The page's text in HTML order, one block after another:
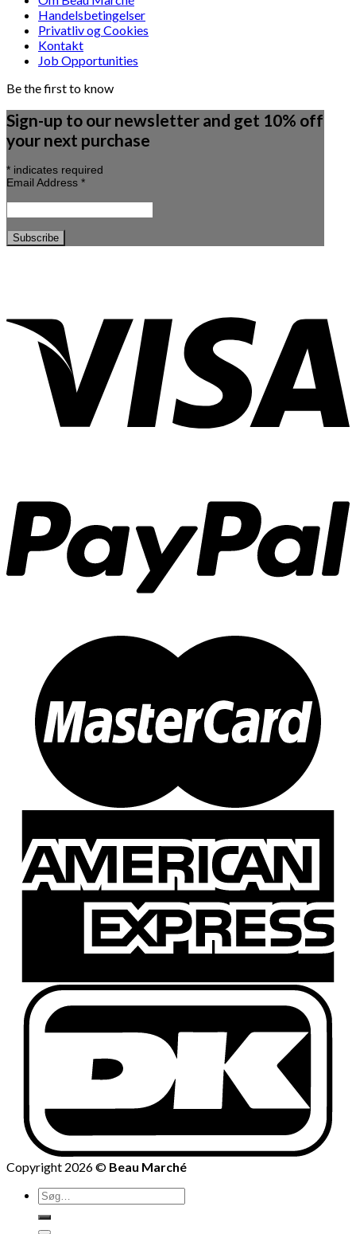
Handelsbetingelser
Privatliv og Cookies
Kontakt
Job Opportunities
Be the first to know
Sign-up to our newsletter and get 10% off
your next purchase
* indicates required
Email Address *
Copyright 2026 © Beau Marché
Søg
efter: